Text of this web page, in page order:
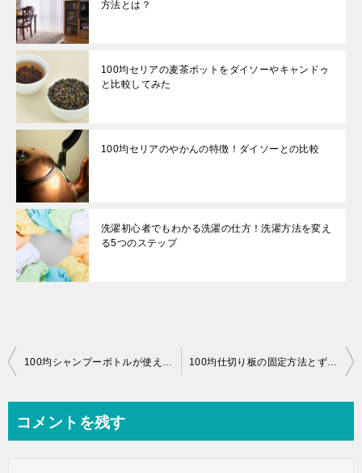
方法とは？
100均セリアの麦茶ポットをダイソーやキャンドゥ
と比較してみた
100均セリアのやかんの特徴！ダイソーとの比較
洗濯初心者でもわかる洗濯の仕方！洗濯方法を変え
る5つのステップ
投
ビ
100均シャンプーボトルが使えないのは本当か？おすすめの商品は？ 100均仕切り板の固定方法とずれるのを防止するテクニックを紹介！
コメントを残す